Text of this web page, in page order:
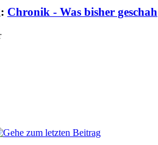
Chronik - Was bisher geschah